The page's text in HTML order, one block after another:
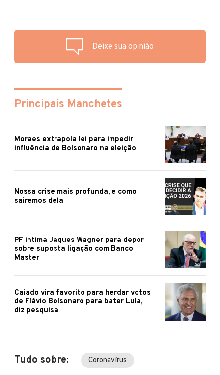
Deixe sua opinião
Principais Manchetes
Moraes extrapola lei para impedir
influência de Bolsonaro na eleição
Nossa crise mais profunda, e como
sairemos dela
PF intima Jaques Wagner para depor
sobre suposta ligação com Banco
Master
Caiado vira favorito para herdar votos
de Flávio Bolsonaro para bater Lula,
diz pesquisa
Tudo sobre: Coronavírus